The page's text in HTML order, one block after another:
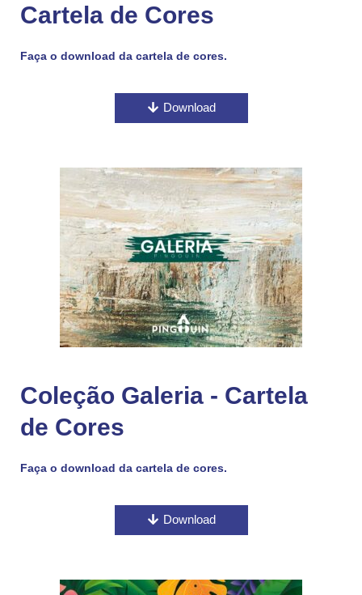
Cartela de Cores
Faça o download da cartela de cores.
Download
Coleção Galeria - Cartela
de Cores
Faça o download da cartela de cores.
Download